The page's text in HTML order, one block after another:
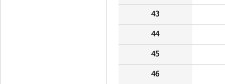
43
44
45
46